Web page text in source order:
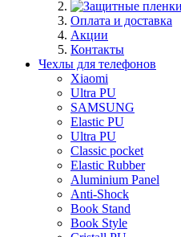
Оплата и доставка
Акции
Контакты
Чехлы для телефонов
Xiaomi
Ultra PU
SAMSUNG
Elastic PU
Ultra PU
Classic pocket
Elastic Rubber
Aluminium Panel
Anti-Shock
Book Stand
Book Style